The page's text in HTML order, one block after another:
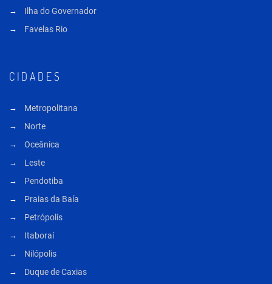
Ilha do Governador
Favelas Rio
CIDADES
Metropolitana
Norte
Oceânica
Leste
Pendotiba
Praias da Baía
Petrópolis
Itaboraí
Nilópolis
Duque de Caxias